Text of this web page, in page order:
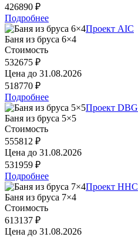
426890 ₽
Подробнее
Проект AIC
Баня из бруса 6×4
Стоимость
532675 ₽
Цена до 31.08.2026
518770 ₽
Подробнее
Проект DBG
Баня из бруса 5×5
Стоимость
555812 ₽
Цена до 31.08.2026
531959 ₽
Подробнее
Проект HHC
Баня из бруса 7×4
Стоимость
613137 ₽
Цена до 31.08.2026